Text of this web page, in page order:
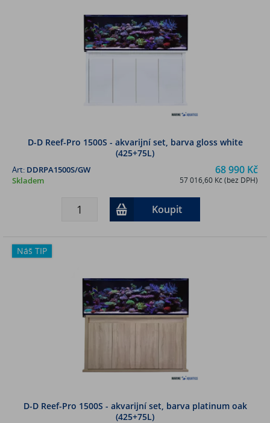
D-D Reef-Pro 1500S - akvarijní set, barva gloss white
(425+75L)
68 990 Kč
57 016,60 Kč (bez DPH)
Art: DDRPA1500S/GW
Skladem
Koupit
Náš TIP
D-D Reef-Pro 1500S - akvarijní set, barva platinum oak
(425+75L)